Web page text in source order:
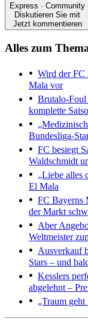
Express · Community
Diskutieren Sie mit
Jetzt kommentieren
Alles zum
Wird der FC
Mala vor
Brutalo-Foul
komplette
Bundesliga-
FC besiegt
Waldschmidt
„Liebe alles
El Mala
FC Bayerns
der Markt
Aber
Weltmeister
Ausverkauf
Stars – und
Kesslers
abgelehnt –
„Traum